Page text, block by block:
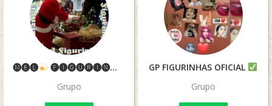
🅜🅔🅛
🅕🅘🅖🅤🅡🅘🅝🅗🅐🅢
Grupo
GP FIGURINHAS OFICIAL
Grupo